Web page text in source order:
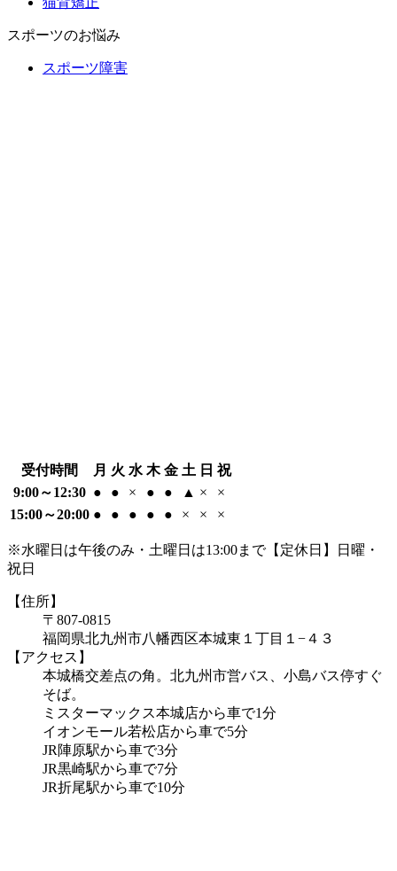
スポーツのお悩み
スポーツ障害
受付時間 月 火 水 木 金 土 日 祝
9:00～12:30 ● ● × ● ● ▲ ×
×
15:00～20:00 ● ● ● ● ● × × ×
※水曜日は午後のみ・土曜日は13:00まで【定休日】日曜・
祝日
【住所】
〒807-0815
福岡県北九州市八幡西区本城東１丁目１−４３
【アクセス】
本城橋交差点の角。北九州市営バス、小島バス停すぐ
そば。
ミスターマックス本城店から車で1分
イオンモール若松店から車で5分
JR陣原駅から車で3分
JR黒崎駅から車で7分
JR折尾駅から車で10分